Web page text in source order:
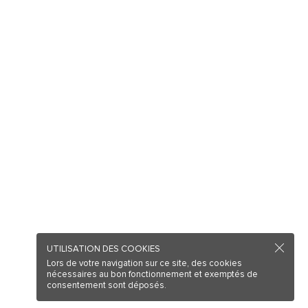
UTILISATION DES COOKIES
Lors de votre navigation sur ce site, des cookies
nécessaires au bon fonctionnement et exemptés de
consentement sont déposés.